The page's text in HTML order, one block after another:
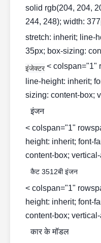
solid rgb(204, 204,
244, 248); width:
stretch: inherit; line-
35px; box-sizing:
इंजेक्टर< colspan="1"
line-height: inherit;
sizing: content-box;
इंजन
< colspan="1"
height: inherit; font-
content-box;
कैट 3512बी इंजन
< colspan="1"
height: inherit; font-
content-box;
कार के मॉडल